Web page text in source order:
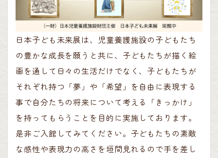
日本子ども未来展は、児童養護施設の子どもたち
の豊かな成長を願うと共に、子どもたちが描く絵
画を通して日々の生活だけでなく、子どもたちが
それぞれ持つ「夢」や「希望」を自由に表現する
事で自分たちの将来について考える「きっかけ」
を持ってもらうことを目的に実施しております。
是非ご入館してみてください。子どもたちの素敵
な感性や表現力の高さを垣間見れるので手を差し